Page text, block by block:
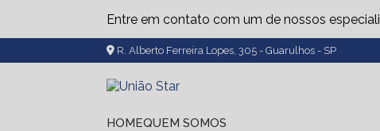
Entre em contato com um de nossos
R. Alberto Ferreira Lopes, 305 - Guarulhos - SP
HOME
QUEM SOMOS